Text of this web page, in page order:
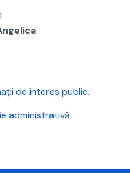
de interes public.
administrativă.